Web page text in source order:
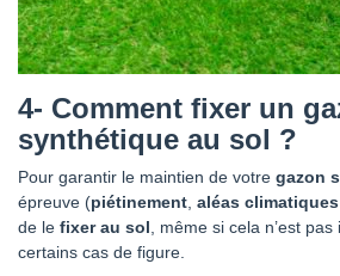
4- Comment fixer un
synthétique au sol ?
Pour garantir le maintien de votre gazon
épreuve (piétinement aléas climatiques
de le fixer au sol , même si cela n’est
certains cas de figure.